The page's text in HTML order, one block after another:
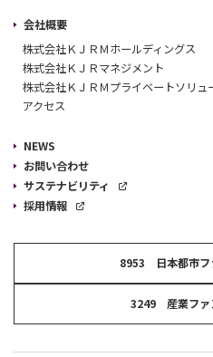
会社概要
株式会社ＫＪＲＭホールディングス
株式会社ＫＪＲマネジメント
株式会社ＫＪＲＭプライベートソリュ
アクセス
NEWS
お問い合わせ
サステナビリティ
採用情報
8953 日本都市フ
3249 産業ファ